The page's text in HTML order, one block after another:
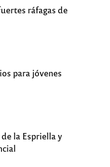
ráfagas de
para jóvenes
la Espriella y